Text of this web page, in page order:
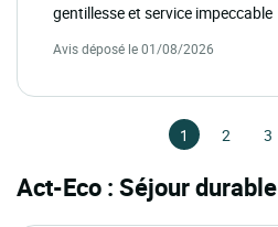
gentillesse et service impeccable
Avis déposé le 01/08/2026
1 2 3
Act-Eco : Séjour durable